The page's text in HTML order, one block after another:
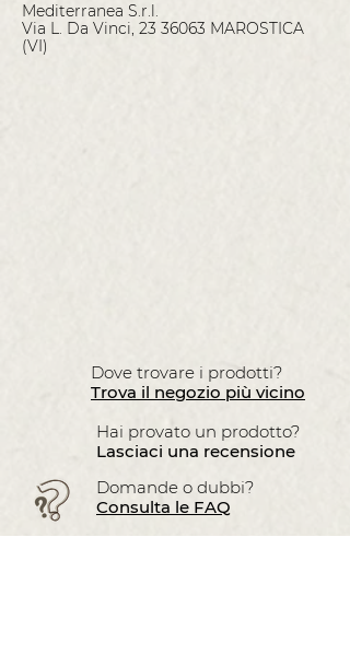
Mediterranea S.r.l.
Via L. Da Vinci, 23 36063 MAROSTICA
(VI)
Dove trovare i prodotti?
Trova il negozio più vicino
Hai provato un prodotto?
Lasciaci una recensione
Domande o dubbi?
Consulta le FAQ